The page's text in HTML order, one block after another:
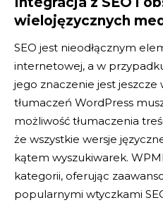
wielojęzycznych
SEO jest nieodłącznym
internetowej, a w
jego znaczenie jest jeszcze
tłumaczeń WordPress
możliwość tłumaczenia
że wszystkie wersje
kątem wyszukiwarek.
kategorii, oferując
popularnymi wtyczkami